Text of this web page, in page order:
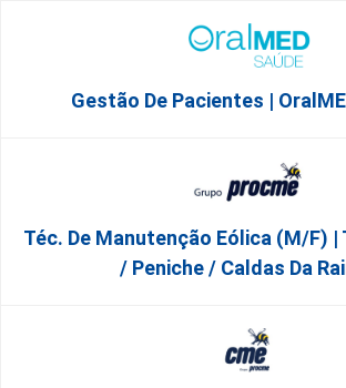
Gestão De Pacientes |
Téc. De Manutenção Eólica (m/f) |
/ Peniche / Caldas Da